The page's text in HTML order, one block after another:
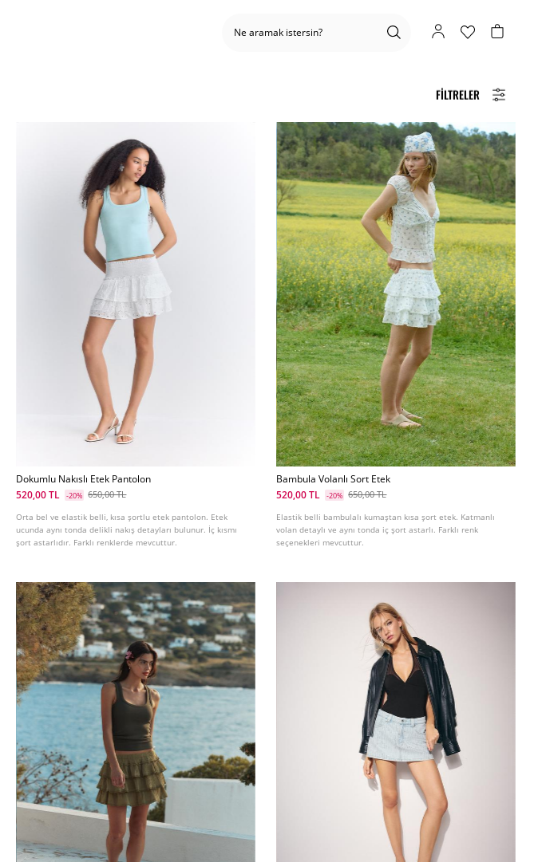
FILTRELER
Dokumlu Nakıslı Etek Pantolon
520,00 TL
-20% 650,00 TL
Orta bel ve elastik belli, kısa şortlu etek pantolon. Etek
ucunda aynı tonda delikli nakış detayları bulunur. İç kısmı
şort astarlıdır. Farklı renklerde mevcuttur.
Bambula Volanlı Sort Etek
520,00 TL
-20% 650,00 TL
Elastik belli bambulalı kumaştan kısa şort etek. Katmanlı
volan detaylı ve aynı tonda iç şort astarlı. Farklı renk
seçenekleri mevcuttur.